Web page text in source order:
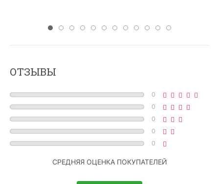
ОТЗЫВЫ
0
0
0
0
0
СРЕДНЯЯ ОЦЕНКА ПОКУПАТЕЛЕЙ